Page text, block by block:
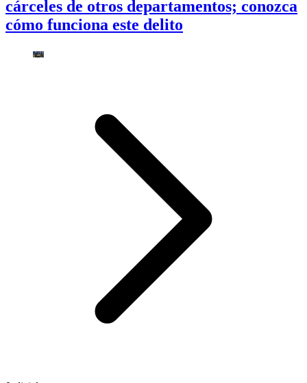
cárceles de otros departamentos; conozca
cómo funciona este delito